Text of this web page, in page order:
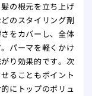
の根元を立ち上げ
のスタイリング剤
をカバーし、全体
パーマを軽くかけ
り効果的です。次
ることもポイント
にトップのボリュ